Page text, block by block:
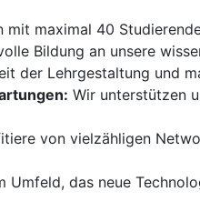
mit maximal 40
Bildung an unsere
der Lehrgestaltung und
Wir unterstützen
von vielzähligen
Umfeld, das neue